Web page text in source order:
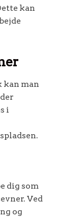
kan
kan man
i
dig som
Ved
og